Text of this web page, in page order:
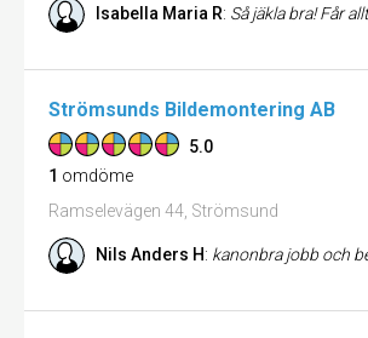
Isabella Maria R: Så jäkla bra! Får allt fixat precis som jag vill och även
Strömsunds Bildemontering AB
5.0
1 omdöme
Ramselevägen 44, Strömsund
Nils Anders H: kanonbra jobb och